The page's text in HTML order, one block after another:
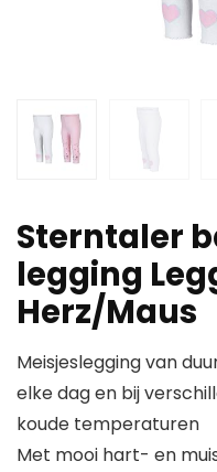
Sterntaler
legging
Herz/Maus
Meisjeslegging van
elke dag en bij
koude temperaturen
Met mooi hart- en